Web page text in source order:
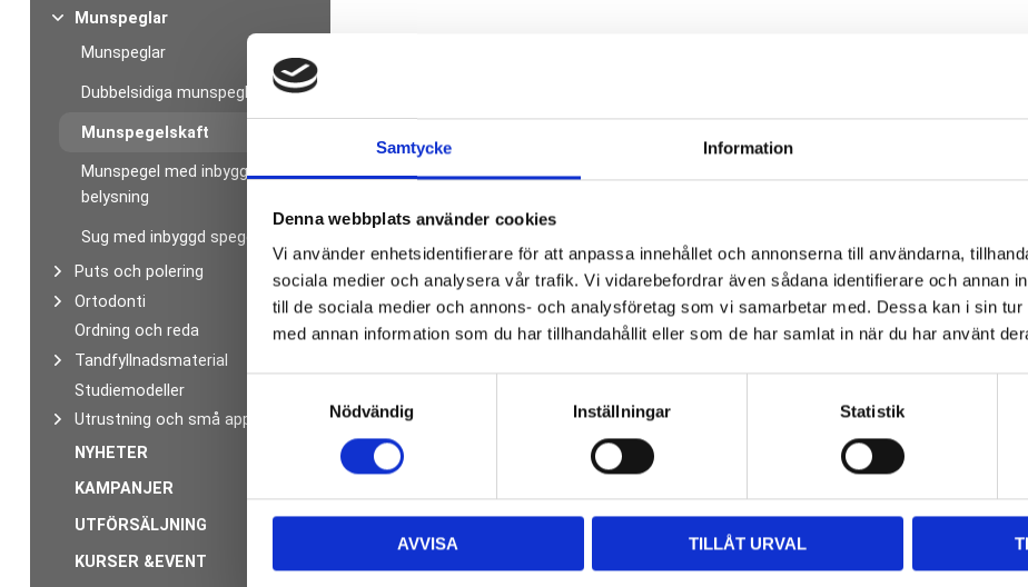
Samtycke Information
Denna webbplats använder cookies
Vi använder enhetsidentifierare för att anpassa innehållet och annonserna till användarna,
sociala medier och analysera vår trafik. Vi vidarebefordrar även sådana identifierare och annan
till de sociala medier och annons- och analysföretag som vi samarbetar med. Dessa kan i sin
med annan information som du har tillhandahållit eller som de har samlat in när du har använt
a
Nödvändig Inställningar Statistik
AVVISA TILLÅT URVAL
Munspeglar
Munspeglar
Dubbelsidiga munspeglar
Munspegelskaft
Munspegel med inbyggd
belysning
Sug med inbyggd spegel
Puts och polering
Ortodonti
Ordning och reda
Tandfyllnadsmaterial
Studiemodeller
Utrustning och små apparater
NYHETER
KAMPANJER
UTFÖRSÄLJNING
KURSER &EVENT